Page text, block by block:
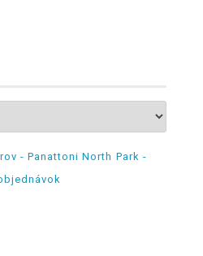
- Panattoni North Park -